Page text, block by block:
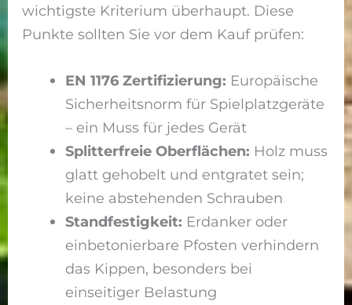
wichtigste Kriterium überhaupt. Diese
Punkte sollten Sie vor dem Kauf prüfen:
EN 1176 Zertifizierung: Europäische
Sicherheitsnorm für Spielplatzgeräte
– ein Muss für jedes Gerät
Splitterfreie Oberflächen: Holz muss
glatt gehobelt und entgratet sein;
keine abstehenden Schrauben
Standfestigkeit: Erdanker oder
einbetonierbare Pfosten verhindern
das Kippen, besonders bei
einseitiger Belastung